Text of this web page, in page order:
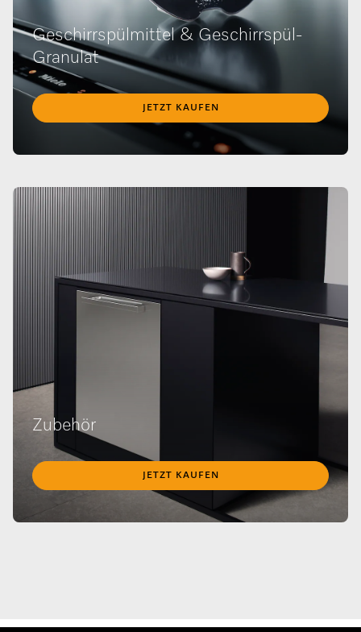
Geschirrspülmittel & Geschirrspül-
Granulat
JETZT KAUFEN
Zubehör
JETZT KAUFEN